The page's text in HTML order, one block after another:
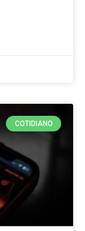
COTIDIANO